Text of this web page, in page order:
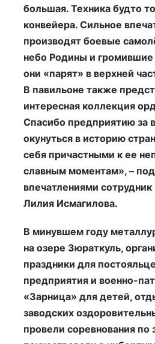
большая. Техника будто
конвейера. Сильное
производят боевые
небо Родины и громившие
они «парят» в верхней
В павильоне также
интересная коллекция
Спасибо предприятию за
окунуться в историю
себя причастными к ее
славным моментам», –
впечатлениями
Лилия Исмагилова.
В минувшем году
на озере Зюраткуль,
праздники для
предприятия и военно-
«Зарница» для детей,
заводских
провели соревнования